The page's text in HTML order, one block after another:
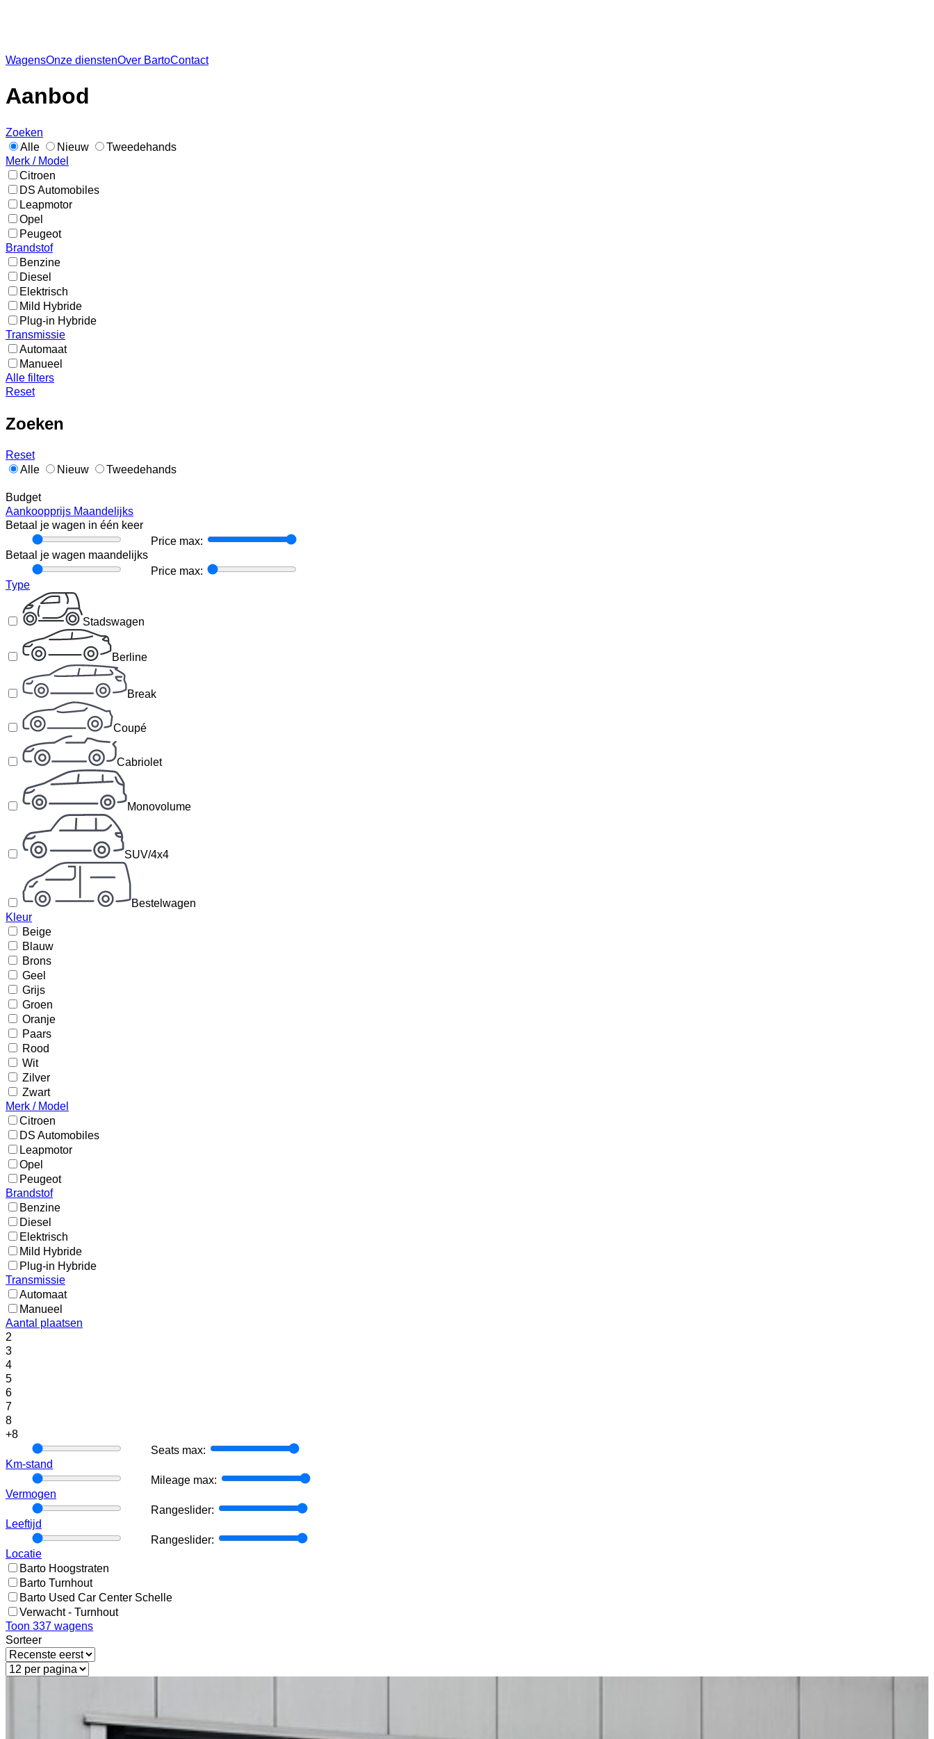
WagensOnze dienstenOver BartoContact
Aanbod
Zoeken
Alle
Nieuw
Tweedehands
Merk / Model
Citroen
DS Automobiles
Leapmotor
Opel
Peugeot
Brandstof
Benzine
Diesel
Elektrisch
Mild Hybride
Plug-in Hybride
Transmissie
Automaat
Manueel
Alle filters
Reset
Zoeken
Reset
Alle
Nieuw Tweedehands
Budget
Aankoopprijs Maandelijks
Betaal je wagen in één keer
Price
min:
Price max:
Betaal je wagen maandelijks
Price
Price max:
Type
Stadswagen
Berline
Break
Coupé
Cabriolet
Monovolume
SUV/4x4
Bestelwagen
Kleur
Beige
Blauw
Brons
Geel
Grijs
Groen
Oranje
Paars
Rood
Wit
Zilver
Zwart
Merk / Model
Citroen
DS Automobiles
Leapmotor
Opel
Peugeot
Brandstof
Benzine
Diesel
Elektrisch
Mild Hybride
Plug-in Hybride
Transmissie
Automaat
Manueel
Aantal plaatsen
2
3
4
5
6
7
8
+8
Seats
min:
Seats max:
Km-stand
Mileage
min:
Mileage max:
Vermogen
Rangeslider:
Rangeslider:
Leeftijd
Rangeslider:
Rangeslider:
Locatie
Barto Hoogstraten
Barto Turnhout
Barto Used Car Center Schelle
Verwacht - Turnhout
Toon 337 wagens
Sorteer